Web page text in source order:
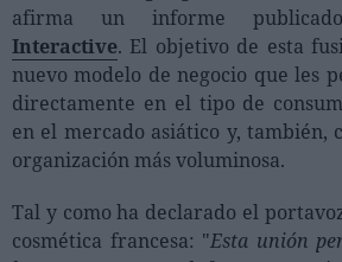
Perfumería
Salud
Moda
Lujo
Agenda de actividades
afirma un informe
Interactive. El objetivo de esta
nuevo modelo de negocio que les
directamente en el tipo de
en el mercado asiático y, también,
organización más voluminosa.
Tal y como ha declarado el
cosmética francesa: "Esta unión